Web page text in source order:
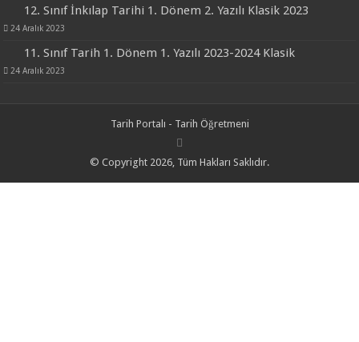
12. Sınıf İnkılap Tarihi 1. Dönem 2. Yazılı Klasik 2023
24 Aralık 2023
11. Sınıf Tarih 1. Dönem 1. Yazılı 2023-2024 Klasik
24 Aralık 2023
Tarih Portalı - Tarih Öğretmeni
© Copyright 2026, Tüm Hakları Saklıdır.